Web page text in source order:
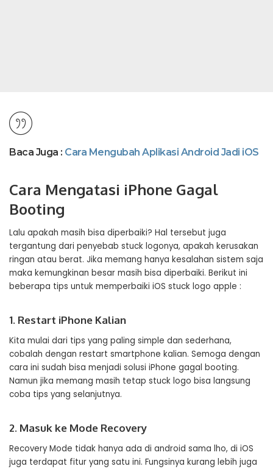
Baca Juga : Cara Mengubah Aplikasi Android Jadi iOS
Cara Mengatasi iPhone Gagal
Booting
Lalu apakah masih bisa diperbaiki? Hal tersebut juga
tergantung dari penyebab stuck logonya, apakah kerusakan
ringan atau berat. Jika memang hanya kesalahan sistem saja
maka kemungkinan besar masih bisa diperbaiki. Berikut ini
beberapa tips untuk memperbaiki iOS stuck logo apple :
1. Restart iPhone Kalian
Kita mulai dari tips yang paling simple dan sederhana,
cobalah dengan restart smartphone kalian. Semoga dengan
cara ini sudah bisa menjadi solusi iPhone gagal booting.
Namun jika memang masih tetap stuck logo bisa langsung
coba tips yang selanjutnya.
2. Masuk ke Mode Recovery
Recovery Mode tidak hanya ada di android sama lho, di iOS
juga terdapat fitur yang satu ini. Fungsinya kurang lebih juga